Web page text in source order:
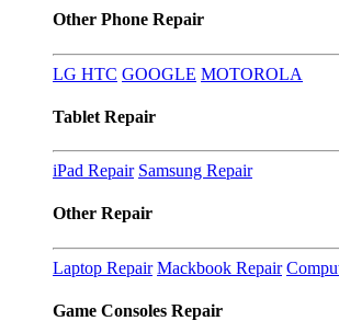
Other Phone Repair
LG HTC GOOGLE MOTOROLA
Tablet Repair
iPad Repair Samsung Repair
Other Repair
Laptop Repair Mackbook Repair
Game Consoles Repair